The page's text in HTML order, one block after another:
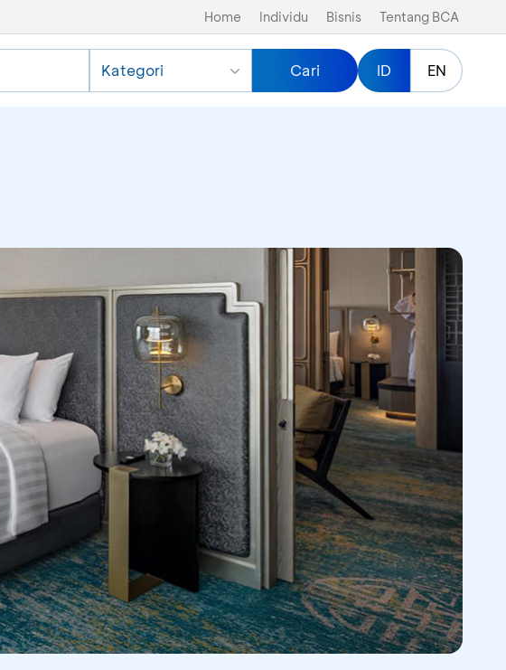
Home Individu Bisnis Tentang BCA
Kategori Cari ID EN